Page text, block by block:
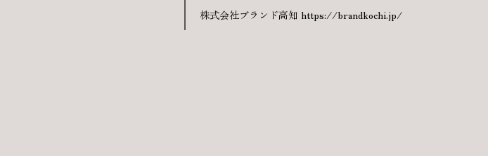
株式会社ブランド高知 https://brandkochi.jp/